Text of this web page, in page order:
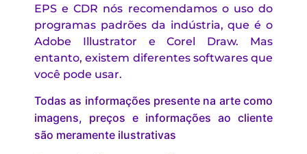
EPS e CDR nós recomendamos o uso do
programas padrões da indústria, que é o
Adobe Illustrator e Corel Draw. Mas
entanto, existem diferentes softwares que
você pode usar.
Todas as informações presente na arte como
imagens, preços e informações ao cliente
são meramente ilustrativas